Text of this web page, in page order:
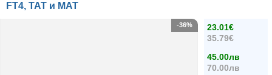
FT4, ТАТ и МАТ
23.01€
35.79€
45.00лв
70.00лв
-36%